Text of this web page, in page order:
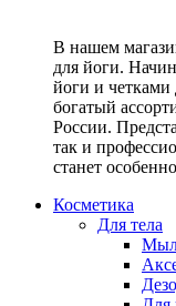
В нашем
для йоги.
йоги и четками
богатый
России.
так и
станет
Косметика
Для тела